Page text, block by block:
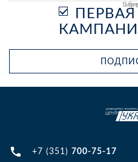
Выберите
ПЕРВАЯ
+7 (351) 700-75-17